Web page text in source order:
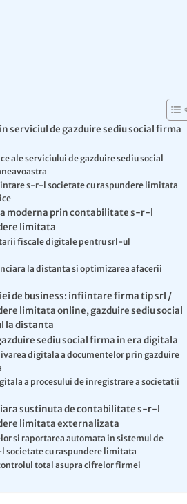
serviciul de gazduire sediu social firma
ale serviciului de gazduire sediu social
s-r-l societate cu raspundere limitata
moderna prin contabilitate s-r-l
limitata
fiscale digitale pentru srl-ul
la distanta si optimizarea afacerii
de business: infiintare firma tip srl /
limitata online, gazduire sediu social
la distanta
sediu social firma in era digitala
digitala a documentelor prin gazduire
a procesului de inregistrare a societatii
sustinuta de contabilitate s-r-l
limitata externalizata
si raportarea automata in sistemul de
cu raspundere limitata
total asupra cifrelor firmei